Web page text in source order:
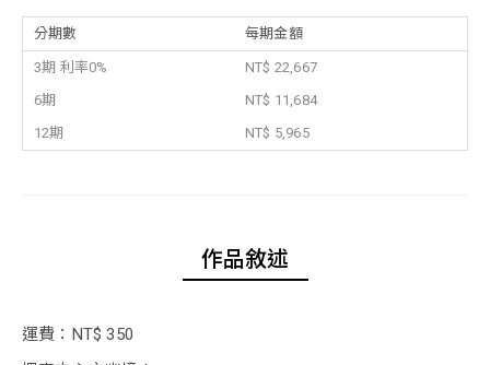
分期數 每期金額
3期 利率0%
NT$ 22,667
6期
NT$ 11,684
12期
NT$ 5,965
作品敘述
運費：NT$ 350